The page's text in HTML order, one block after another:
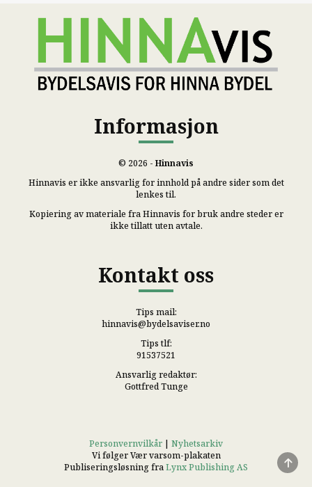
Informasjon
© 2026 - Hinnavis
Hinnavis er ikke ansvarlig for innhold på andre sider som det
lenkes til.
Kopiering av materiale fra Hinnavis for bruk andre steder er
ikke tillatt uten avtale.
Kontakt oss
Tips mail:
hinnavis@bydelsaviser.no
Tips tlf:
91537521
Ansvarlig redaktør:
Gottfred Tunge
Personvernvilkår | Nyhetsarkiv
Vi følger Vær varsom-plakaten
Publiseringsløsning fraLynx Publishing AS